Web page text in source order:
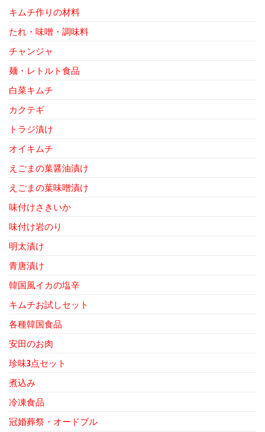
キムチ作りの材料
たれ・味噌・調味料
チャンジャ
麺・レトルト食品
白菜キムチ
カクテギ
トラジ漬け
オイキムチ
えごまの葉醤油漬け
えごまの葉味噌漬け
味付けさきいか
味付け岩のり
明太漬け
青唐漬け
韓国風イカの塩辛
キムチお試しセット
各種韓国食品
安田のお肉
珍味3点セット
煮込み
冷凍食品
冠婚葬祭・オードブル